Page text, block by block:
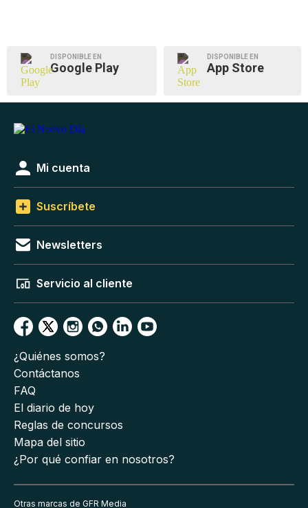
DISPONIBLE EN
Google Play
DISPONIBLE EN
App Store
Mi cuenta
Suscríbete
Newsletters
Servicio al cliente
¿Quiénes somos?
Contáctanos
FAQ
El diario de hoy
Reglas de concursos
Mapa del sitio
¿Por qué confiar en nosotros?
Otras marcas de GFR Media